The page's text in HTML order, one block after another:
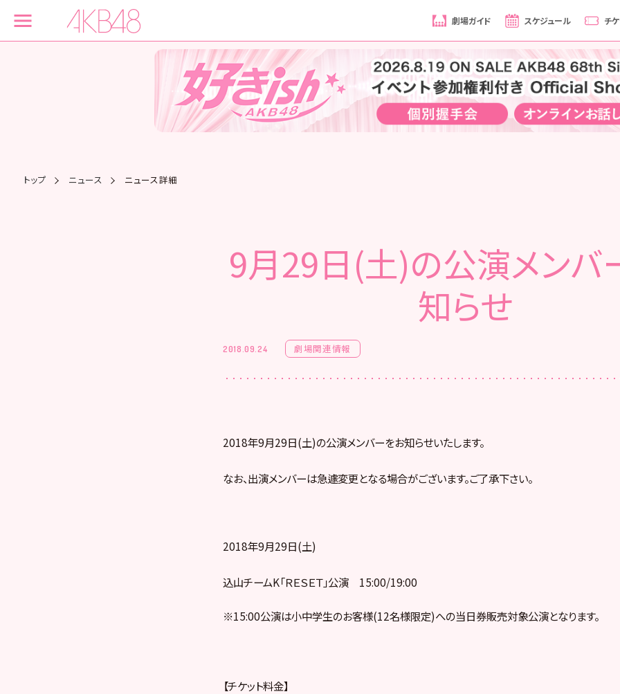
劇場ガイド スケジュール チ
トップ ニュース ニュース詳細
9月29日(土)の公演メンバ
知らせ
2018.09.24 劇場関連情報
2018年9月29日(土)の公演メンバーをお知らせいたします。
なお、出演メンバーは急遽変更となる場合がございます。ご了承下さい。
2018年9月29日(土)
込山チームK「ＲＥＳＥＴ」公演 15:00/19:00
※15:00公演は小中学生のお客様(12名様限定)への当日券販売対象公演となります。
【チケット料金】